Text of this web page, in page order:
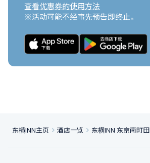
查看优惠券的使用方法
※活动可能不经事先预告即终止。
东横INN主页 酒店一览 东横INN 东京南町田